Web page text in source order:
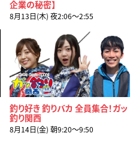
企業の秘密】
8月13日(木) 夜2:06〜2:55
釣り好き 釣りバカ 全員集合！ガッ
釣り関西
8月14日(金) 朝9:20〜9:50